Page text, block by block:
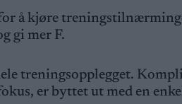
for å kjøre
gi mer F.
treningsopplegget.
er byttet ut med en